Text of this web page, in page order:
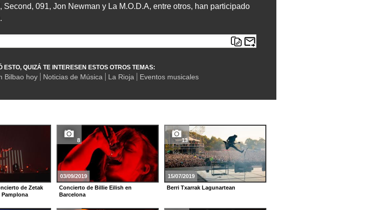
Second, 091, Jon Newman y La M.O.D.A, entre otros, han participado
ESTO, QUIZÁ TE INTERESEN ESTOS OTROS TEMAS:
Bilbao hoy Noticias de Música La Rioja Eventos musicales
de Zetak
Pamplona
8
03/09/2019
Concierto de Billie Eilish en
Barcelona
13
15/07/2019
Berri Txarrak Lagunartean